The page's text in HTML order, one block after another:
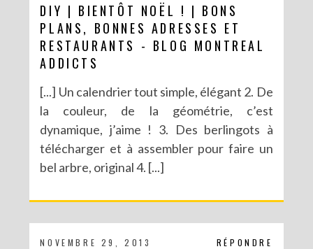
DIY | BIENTÔT NOËL ! | BONS
PLANS, BONNES ADRESSES ET
RESTAURANTS - BLOG MONTREAL
ADDICTS
[...] Un calendrier tout simple, élégant 2. De
la couleur, de la géométrie, c’est
dynamique, j’aime ! 3. Des berlingots à
télécharger et à assembler pour faire un
bel arbre, original 4. [...]
RÉPONDRE
NOVEMBRE 29, 2013